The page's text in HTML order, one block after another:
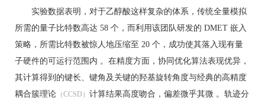
实验数据表明，对于乙醇酸这样复杂的体系，传统全量模拟
所需的量子比特数高达 58 个，而利用该团队研发的 DMET 嵌入
策略，所需比特数被惊人地压缩至 20 个，成功使其落入现有量
子硬件的可运行范围内 。在精度方面，协同优化算法表现优异，
其计算得到的键长、键角及关键的羟基旋转角度与经典的高精度
耦合簇理论 （CCSD） 计算结果高度吻合，偏差微乎其微 。轨迹分